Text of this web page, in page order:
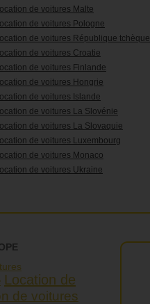
de voitures Malte
de voitures Pologne
de voitures République tchèque
de voitures Croatie
de voitures Finlande
de voitures Hongrie
de voitures Islande
de voitures La Slovénie
de voitures La Slovaquie
de voitures Luxembourg
de voitures Monaco
de voitures Ukraine
Location de
de voitures